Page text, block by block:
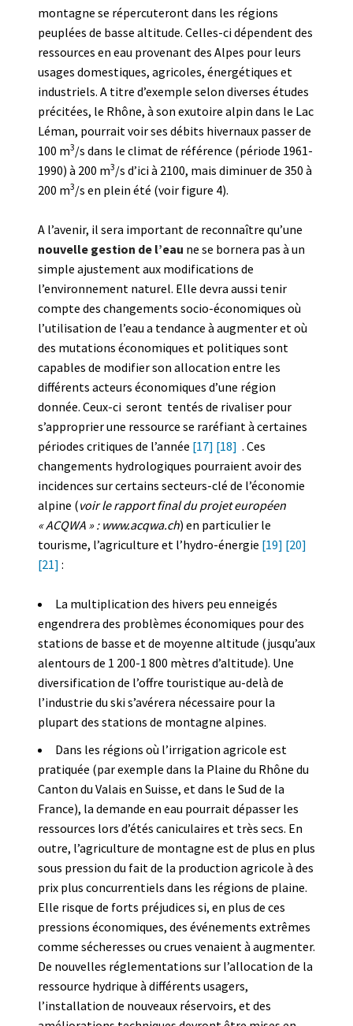
montagne se répercuteront dans les régions
peuplées de basse altitude. Celles-ci dépendent des
ressources en eau provenant des Alpes pour leurs
usages domestiques, agricoles, énergétiques et
industriels. A titre d’exemple selon diverses études
précitées, le Rhône, à son exutoire alpin dans le Lac
Léman, pourrait voir ses débits hivernaux passer de
100 m3/s dans le climat de référence (période 1961-
1990) à 200 m3/s d’ici à 2100, mais diminuer de 350 à
200 m3/s en plein été (voir figure 4).
A l’avenir, il sera important de reconnaître qu’une
nouvelle gestion de l’eau ne se bornera pas à un
simple ajustement aux modifications de
l’environnement naturel. Elle devra aussi tenir
compte des changements socio-économiques où
l’utilisation de l’eau a tendance à augmenter et où
des mutations économiques et politiques sont
capables de modifier son allocation entre les
différents acteurs économiques d’une région
donnée. Ceux-ci seront tentés de rivaliser pour
s’approprier une ressource se raréfiant à certaines
périodes critiques de l’année [17] [18] . Ces
changements hydrologiques pourraient avoir des
incidences sur certains secteurs-clé de l’économie
alpine (voir le rapport final du projet européen
« ACQWA » : www.acqwa.ch) en particulier le
tourisme, l’agriculture et l’hydro-énergie [19] [20]
[21] :
La multiplication des hivers peu enneigés
engendrera des problèmes économiques pour des
stations de basse et de moyenne altitude (jusqu’aux
alentours de 1 200-1 800 mètres d’altitude). Une
diversification de l’offre touristique au-delà de
l’industrie du ski s’avérera nécessaire pour la
plupart des stations de montagne alpines.
Dans les régions où l’irrigation agricole est
pratiquée (par exemple dans la Plaine du Rhône du
Canton du Valais en Suisse, et dans le Sud de la
France), la demande en eau pourrait dépasser les
ressources lors d’étés caniculaires et très secs. En
outre, l’agriculture de montagne est de plus en plus
sous pression du fait de la production agricole à des
prix plus concurrentiels dans les régions de plaine.
Elle risque de forts préjudices si, en plus de ces
pressions économiques, des événements extrêmes
comme sécheresses ou crues venaient à augmenter.
De nouvelles réglementations sur l’allocation de la
ressource hydrique à différents usagers,
l’installation de nouveaux réservoirs, et des